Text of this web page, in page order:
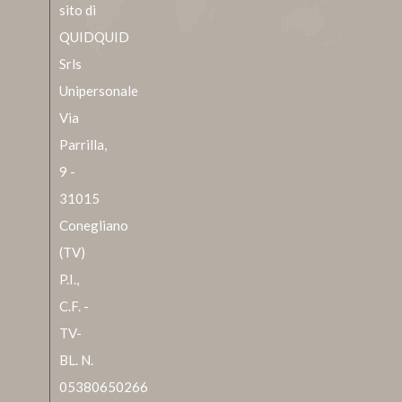
sito di
QUIDQUID
Srls
Unipersonale
Via
Parrilla,
9 -
31015
Conegliano
(TV)
P.I.,
C.F. -
TV-
BL. N.
05380650266